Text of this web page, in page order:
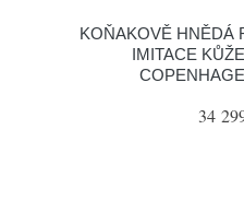
KOŇAKOVĚ HNĚDÁ
IMITACE
34